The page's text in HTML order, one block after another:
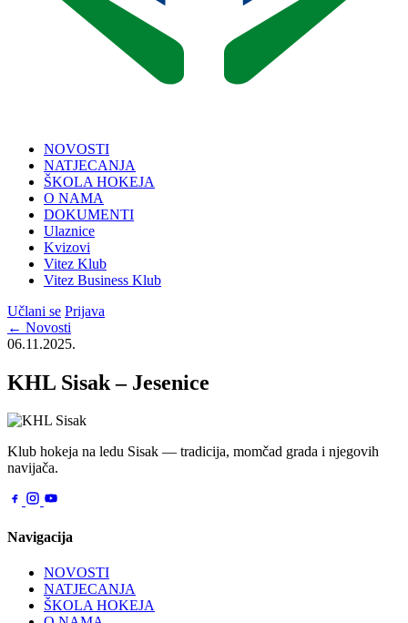
NOVOSTI
NATJECANJA
ŠKOLA HOKEJA
O NAMA
DOKUMENTI
Ulaznice
Kvizovi
Vitez Klub
Vitez Business Klub
Učlani se Prijava
← Novosti
06.11.2025.
KHL Sisak – Jesenice
Klub hokeja na ledu Sisak — tradicija, momčad grada i njegovih
navijača.
Navigacija
NOVOSTI
NATJECANJA
ŠKOLA HOKEJA